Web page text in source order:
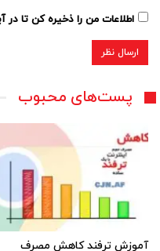
اطلاعات من را ذخیره کن تا در
پست‌های محبوب
آموزش ترفند کاهش مصرف